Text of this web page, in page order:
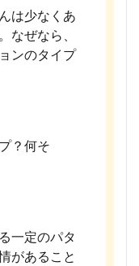
は少なくあ
なぜなら、
ンのタイプ
？何そ
一定のパタ
があること